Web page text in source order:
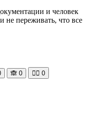
и человек
не переживать, что все
🙈 0 🧘‍♀️ 0